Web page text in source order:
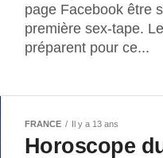
page Facebook être
première sex-tape.
préparent pour ce...
FRANCE Il y a 13 ans
Horoscope